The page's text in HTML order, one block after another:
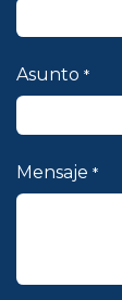
Asunto *
Mensaje *